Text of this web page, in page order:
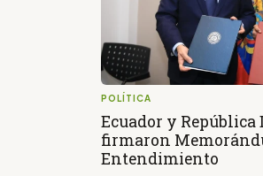
POLÍTICA
Ecuador y
firmaron
Entendimiento